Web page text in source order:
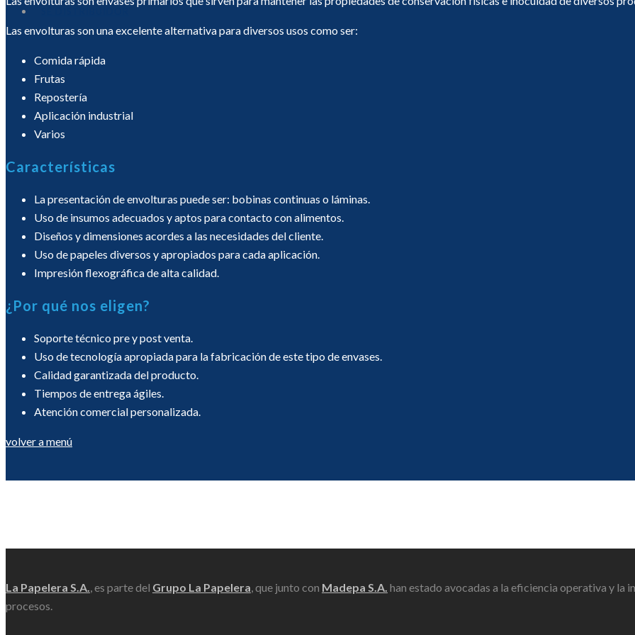
Las envolturas son una excelente alternativa para diversos usos como ser:
Comida rápida
Frutas
Repostería
Aplicación industrial
Varios
Características
La presentación de envolturas puede ser: bobinas continuas o láminas.
Uso de insumos adecuados y aptos para contacto con alimentos.
Diseños y dimensiones acordes a las necesidades del cliente.
Uso de papeles diversos y apropiados para cada aplicación.
Impresión flexográfica de alta calidad.
¿Por qué nos eligen?
Soporte técnico pre y post venta.
Uso de tecnología apropiada para la fabricación de este tipo de envases.
Calidad garantizada del producto.
Tiempos de entrega ágiles.
Atención comercial personalizada.
volver a menú
La Papelera S.A., es parte del Grupo La Papelera, que junto con Madepa S.A. han estado avocadas a la eficiencia operativa y la
procesos.